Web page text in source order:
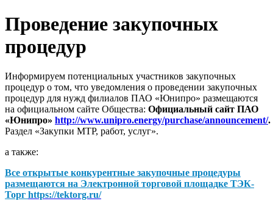
Проведение закупочных
процедур
Информируем потенциальных участников закупочных
процедур о том, что уведомления о проведении закупочных
процедур для нужд филиалов ПАО «Юнипро» размещаются
на официальном сайте Общества: Официальный сайт ПАО
«Юнипро» http://www.unipro.energy/purchase/announcement/.
Раздел «Закупки МТР, работ, услуг».
а также:
Все открытые конкурентные закупочные процедуры
размещаются на Электронной торговой площадке ТЭК-
Торг https://tektorg.ru/